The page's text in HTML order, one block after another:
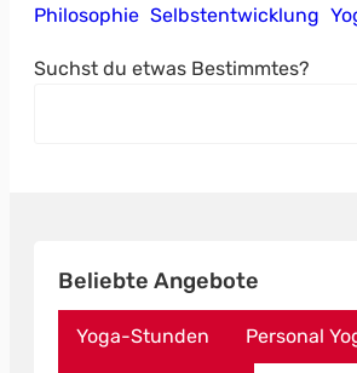
Philosophie Selbstentwicklung
Suchst du etwas Bestimmtes?
Beliebte Angebote
Yoga-Stunden Personal